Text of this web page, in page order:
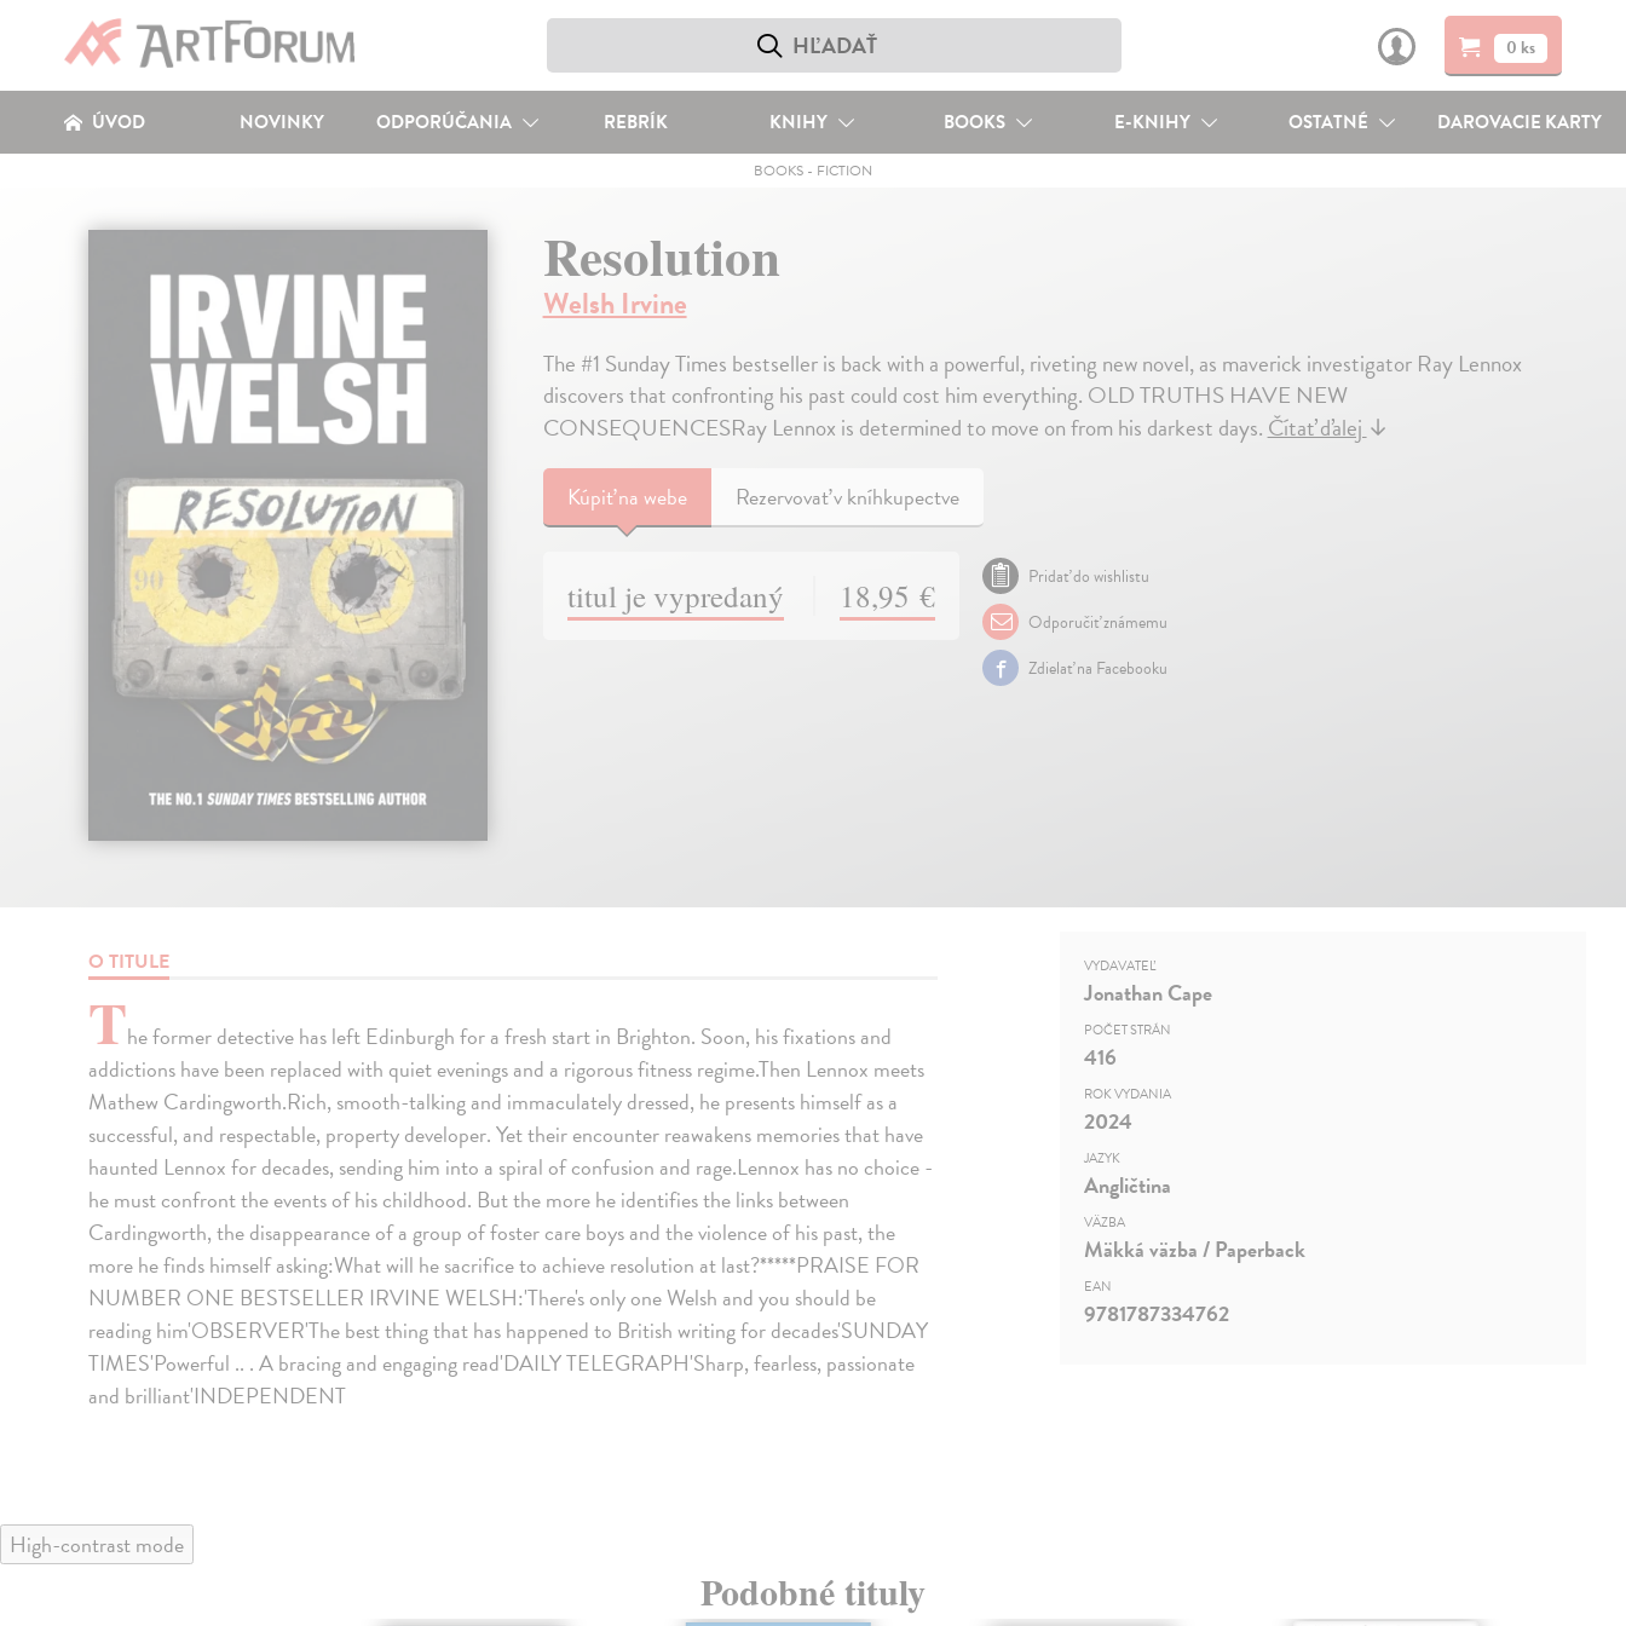
0 ks
ÚVOD NOVINKY ODPORÚČANIA REBRÍK KNIHY BOOKS E-KNIHY OSTATNÉ DAROVACIE KARTY
BOOKS- FICTION
Resolution
Welsh Irvine
The #1 Sunday Times bestseller is back with a powerful, riveting new novel, as maverick investigator Ray Lennox
discovers that confronting his past could cost him everything. OLD TRUTHS HAVE NEW
CONSEQUENCESRay Lennox is determined to move on from his darkest days.Čítať ďalej↓
Kúpiťna webe Rezervovať v kníhkupectve
titul je vypredaný 18,95 €
Pridať do wishlistu
Odporučiť známemu
Zdielať na Facebooku
O TITULE
The former detective has left Edinburgh for a fresh start in Brighton. Soon, his fixations and
addictions have been replaced with quiet evenings and a rigorous fitness regime.Then Lennox meets
Mathew Cardingworth.Rich, smooth-talking and immaculately dressed, he presents himself as a
successful, and respectable, property developer. Yet their encounter reawakens memories that have
haunted Lennox for decades, sending him into a spiral of confusion and rage.Lennox has no choice -
he must confront the events of his childhood. But the more he identifies the links between
Cardingworth, the disappearance of a group of foster care boys and the violence of his past, the
more he finds himself asking:What will he sacrifice to achieve resolution at last?*****PRAISE FOR
NUMBER ONE BESTSELLER IRVINE WELSH:'There's only one Welsh and you should be
reading him'OBSERVER'The best thing that has happened to British writing for decades'SUNDAY
TIMES'Powerful .. . A bracing and engaging read'DAILY TELEGRAPH'Sharp, fearless, passionate
and brilliant'INDEPENDENT
VYDAVATEĽ
Jonathan Cape
POČET STRÁN
416
ROK VYDANIA
2024
JAZYK
Angličtina
VÄZBA
Mäkká väzba / Paperback
EAN
9781787334762
High-contrast mode
Podobné tituly